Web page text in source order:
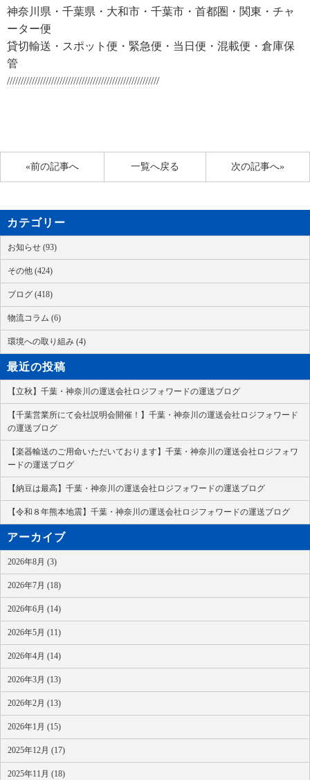
神奈川県・千葉県・大和市・千葉市・首都圏・関東・チャ
ーター便
貸切輸送・スポット便・緊急便・当日便・混載便・倉庫保
管
///////////////////////////////////////////////////////
«前の記事へ 次の記事へ»
一覧へ戻る
カテゴリー
お知らせ (93)
その他 (424)
ブログ (418)
物流コラム (6)
環境への取り組み (4)
最近の投稿
【立秋】千葉・神奈川の運送会社ロジフォワードの運送ブログ
【千葉営業所にて会社説明会開催！】千葉・神奈川の運送会社ロジフォワード
の運送ブログ
【楽器輸送のご用命いただいております】千葉・神奈川の運送会社ロジフォワ
ードの運送ブログ
【納豆は最高】千葉・神奈川の運送会社ロジフォワードの運送ブログ
【令和８年熊本地震】千葉・神奈川の運送会社ロジフォワードの運送ブログ
アーカイブ
2026年8月 (3)
2026年7月 (18)
2026年6月 (14)
2026年5月 (11)
2026年4月 (14)
2026年3月 (13)
2026年2月 (13)
2026年1月 (15)
2025年12月 (17)
2025年11月 (18)